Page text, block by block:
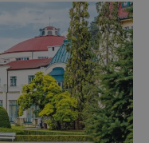
na prohlídku